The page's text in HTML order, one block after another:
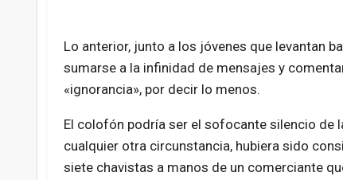
Lo anterior, junto a los jóvenes que levantan
sumarse a la infinidad de mensajes y
«ignorancia», por decir lo menos.
El colofón podría ser el sofocante silencio de
cualquier otra circunstancia, hubiera sido
siete chavistas a manos de un comerciante